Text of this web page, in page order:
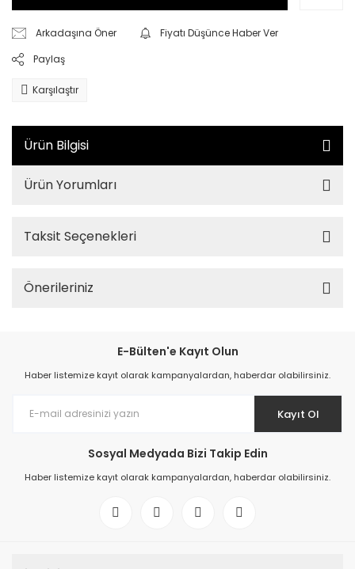
Arkadaşına Öner
Fiyatı Düşünce Haber Ver
Paylaş
Karşılaştır
Ürün Bilgisi
Ürün Yorumları
Taksit Seçenekleri
Önerileriniz
E-Bülten'e Kayıt Olun
Haber listemize kayıt olarak kampanyalardan, haberdar olabilirsiniz.
Kayıt Ol
Sosyal Medyada Bizi Takip Edin
Haber listemize kayıt olarak kampanyalardan, haberdar olabilirsiniz.